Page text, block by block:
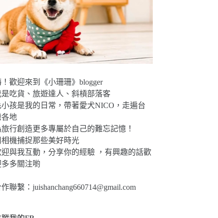
歡迎來到《小珊珊》blogger
是吃貨、旅遊達人、斜槓部落客
小孩是我的日常，帶著愛犬NICO，走遍台
各地
行創造更多專屬於自己的難忘記憶！
相機捕捉那些美好時光
迎與我互動，分享你的經驗 ，有興趣的話歡
多多關注喲
作聯繫：juishanchang660714@gmail.com